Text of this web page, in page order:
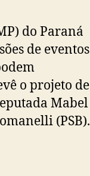
do Paraná
de eventos
o projeto de
Mabel
(PSB).